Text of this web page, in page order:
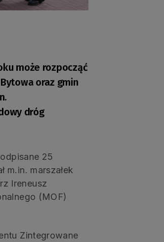
może rozpocząć
oraz gmin
dróg
25
marszałek
Ireneusz
(MOF)
Zintegrowane